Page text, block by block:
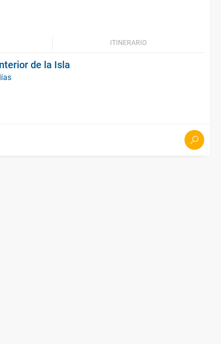
ITINERARIO
de la Isla